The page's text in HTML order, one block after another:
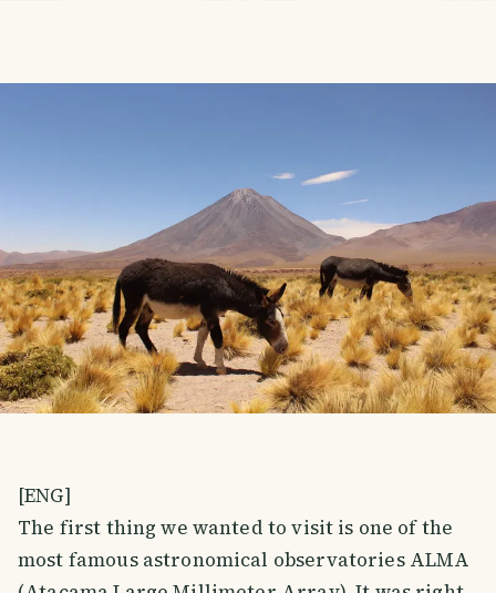
[ENG]
The first thing we wanted to visit is one of the
most famous astronomical observatories ALMA